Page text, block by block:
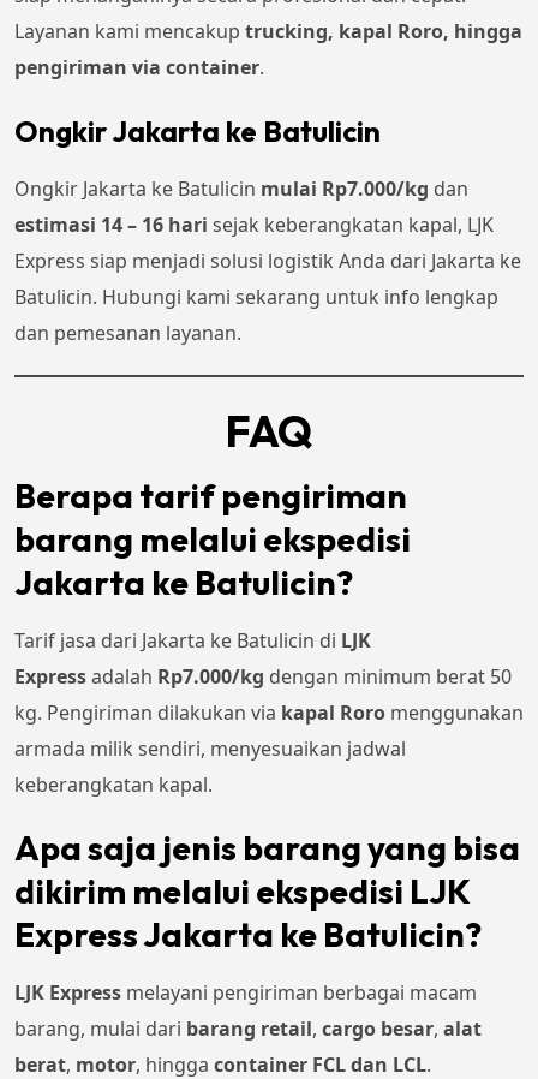
Layanan kami mencakup trucking, kapal Roro, hingga
pengiriman via container.
Ongkir Jakarta ke Batulicin
Ongkir Jakarta ke Batulicin mulai Rp7.000/kg dan
estimasi 14 – 16 hari sejak keberangkatan kapal, LJK
Express siap menjadi solusi logistik Anda dari Jakarta ke
Batulicin. Hubungi kami sekarang untuk info lengkap
dan pemesanan layanan.
FAQ
Berapa tarif pengiriman
barang melalui ekspedisi
Jakarta ke Batulicin?
Tarif jasa dari Jakarta ke Batulicin di LJK
Expressadalah Rp7.000/kg dengan minimum berat 50
kg. Pengiriman dilakukan via kapal Roro menggunakan
armada milik sendiri, menyesuaikan jadwal
keberangkatan kapal.
Apa saja jenis barang yang bisa
dikirim melalui ekspedisi LJK
Express Jakarta ke Batulicin?
LJK Express melayani pengiriman berbagai macam
barang, mulai dari barang retail, cargo besar, alat
berat, motor, hingga container FCL dan LCL.